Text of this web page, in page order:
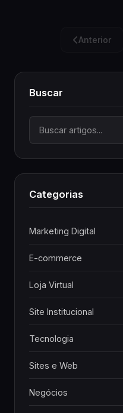
Anterior
Buscar
Categorias
Marketing Digital
E-commerce
Loja Virtual
Site Institucional
Tecnologia
Sites e Web
Negócios